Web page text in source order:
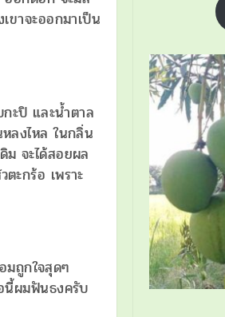
ขาจะออกมาเป็น
ะปิ และน้ำตาล
ลงไหล ในกลิ่น
ม จะได้สอยผล
ะกร้อ เพราะ
มถูกใจสุดๆ
นี้ผมฟันธงครับ